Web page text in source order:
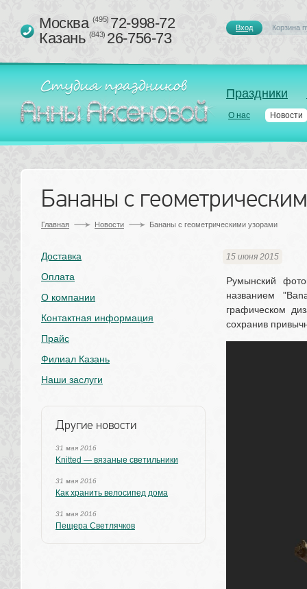
Праздники
О нас Новости
Москва (495)72-998-72
Казань (843)26-756-73
Вход Корзина
Бананы с
Главная Новости Бананы с геометрическими узорами
15 июня 2015
Румынский
названием
графическом
сохранив
Доставка
Оплата
О компании
Контактная информация
Прайс
Филиал Казань
Наши заслуги
Другие новости
31 мая 2016
Knitted — вязаные светильники
31 мая 2016
Как хранить велосипед дома
31 мая 2016
Пещера Светлячков